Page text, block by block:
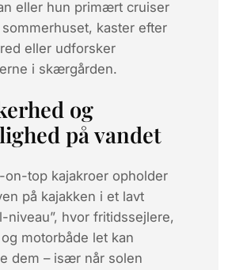
eller hun primært cruiser
sommerhuset, kaster efter
eller udforsker
i skærgården.
og
på vandet
on-top kajakroer opholder
på kajakken i et lavt
niveau”, hvor fritidssejlere,
motorbåde let kan
dem – især når solen